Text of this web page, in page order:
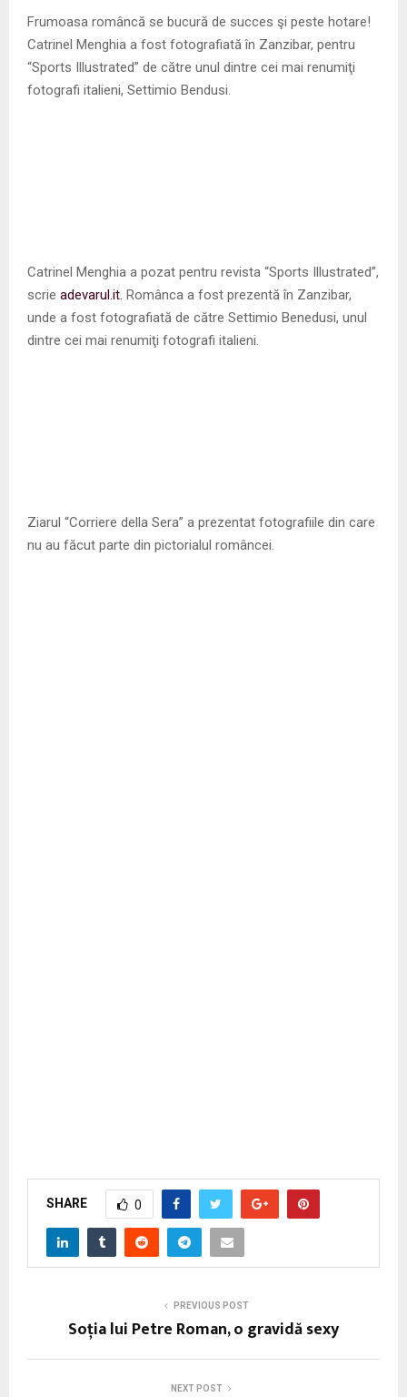
E
N
Frumoasa româncă se bucură de succes şi peste hotare!
Catrinel Menghia a fost fotografiată în Zanzibar, pentru
“Sports Illustrated” de către unul dintre cei mai renumiţi
fotografi italieni, Settimio Bendusi.
Catrinel Menghia a pozat pentru revista “Sports Illustrated”,
scrie adevarul.it. Românca a fost prezentă în Zanzibar,
unde a fost fotografiată de către Settimio Benedusi, unul
dintre cei mai renumiţi fotografi italieni.
Ziarul “Corriere della Sera” a prezentat fotografiile din care
nu au făcut parte din pictorialul româncei.
SHARE 0
PREVIOUS POST
Soţia lui Petre Roman, o gravidă sexy
NEXT POST